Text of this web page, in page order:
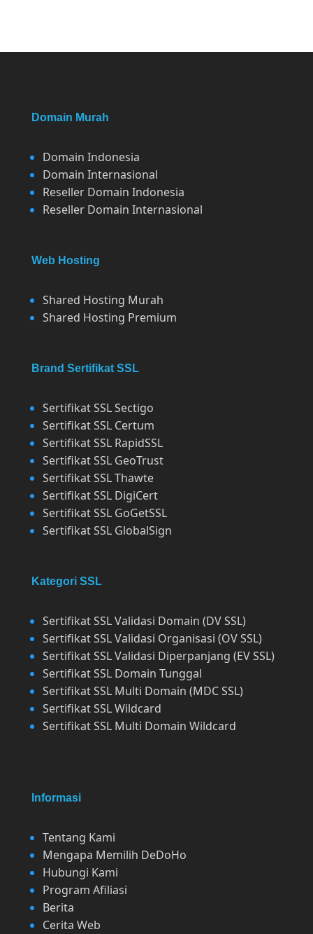
Domain Murah
Domain Indonesia
Domain Internasional
Reseller Domain Indonesia
Reseller Domain Internasional
Web Hosting
Shared Hosting Murah
Shared Hosting Premium
Brand Sertifikat SSL
Sertifikat SSL Sectigo
Sertifikat SSL Certum
Sertifikat SSL RapidSSL
Sertifikat SSL GeoTrust
Sertifikat SSL Thawte
Sertifikat SSL DigiCert
Sertifikat SSL GoGetSSL
Sertifikat SSL GlobalSign
Kategori SSL
Sertifikat SSL Validasi Domain (DV SSL)
Sertifikat SSL Validasi Organisasi (OV SSL)
Sertifikat SSL Validasi Diperpanjang (EV SSL)
Sertifikat SSL Domain Tunggal
Sertifikat SSL Multi Domain (MDC SSL)
Sertifikat SSL Wildcard
Sertifikat SSL Multi Domain Wildcard
Informasi
Tentang Kami
Mengapa Memilih DeDoHo
Hubungi Kami
Program Afiliasi
Berita
Cerita Web